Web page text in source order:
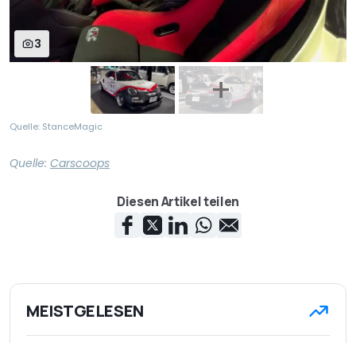
3
Quelle: StanceMagic
Quelle: Carscoops
Diesen Artikel teilen
MEISTGELESEN